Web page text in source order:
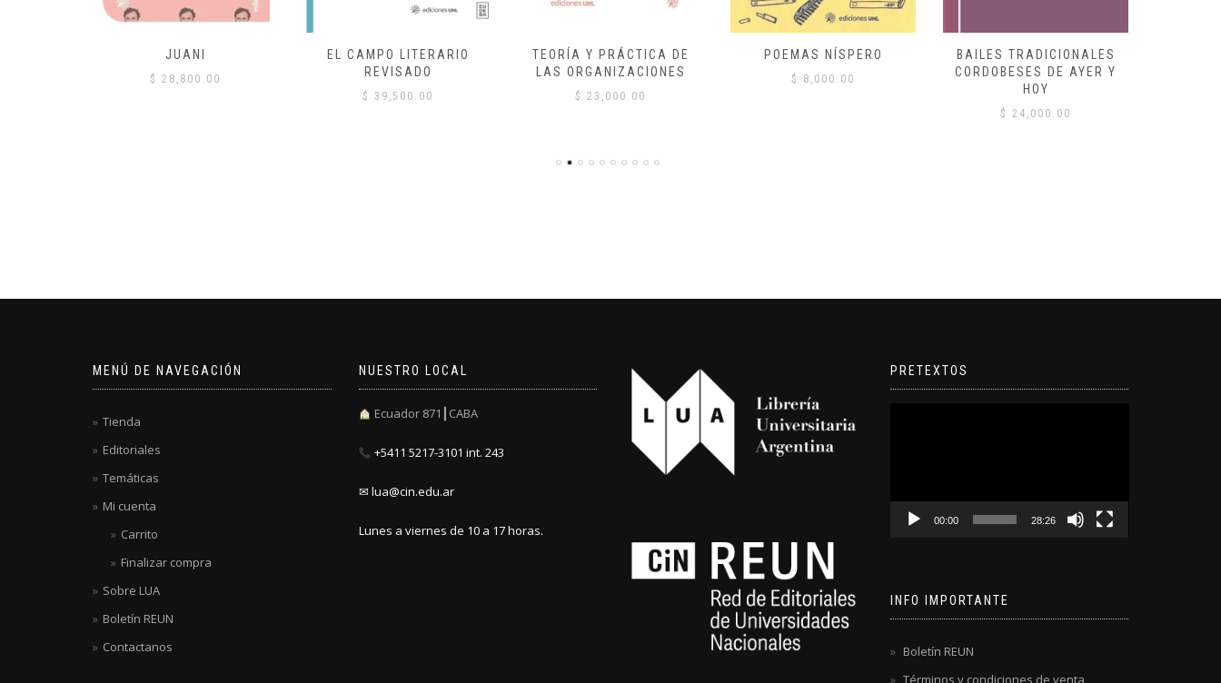
JUANI
$ 28,800.00
EL CAMPO LITERARIO
REVISADO
$ 39,500.00
TEORÍA Y PRÁCTICA DE
LAS ORGANIZACIONES
$ 23,000.00
POEMAS NÍSPERO
$ 8,000.00
BAILES TRADICIONALES
CORDOBESES DE AYER Y
HOY
$ 24,000.00
MENÚ DE NAVEGACIÓN
Tienda
Editoriales
Temáticas
Mi cuenta
Carrito
Finalizar compra
Sobre LUA
Boletín REUN
Contactanos
NUESTRO LOCAL
Ecuador 871┃CABA
+5411 5217-3101 int. 243
✉ lua@cin.edu.ar
Lunes a viernes de 10 a 17 horas.
PRETEXTOS
00:00 28:26
INFO IMPORTANTE
Boletín REUN
Términos y condiciones de venta